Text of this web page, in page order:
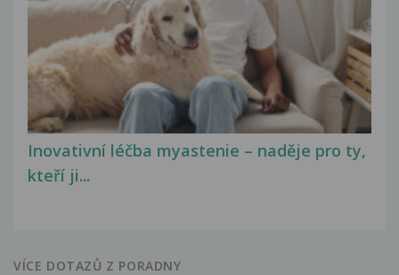
Inovativní léčba myastenie – naděje pro ty,
kteří ji...
VÍCE DOTAZŮ Z PORADNY